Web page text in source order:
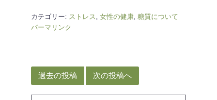
カテゴリー: ストレス 女性の健康 糖質について
パーマリンク
稿
ナ
過去の投稿 次の投稿へ